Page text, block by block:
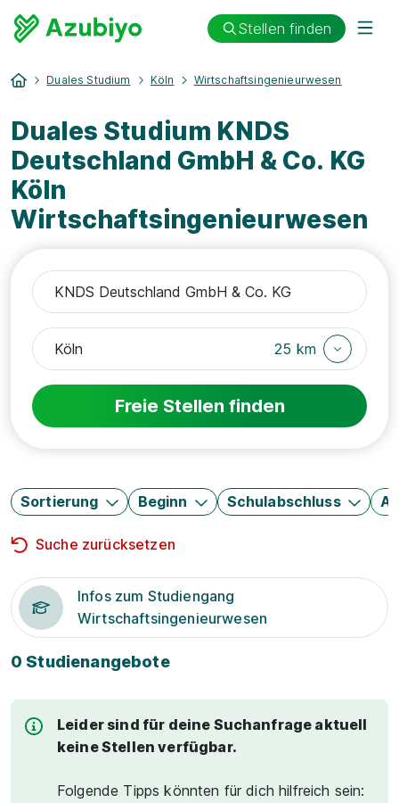
Stellen finden
Duales Studium Köln Wirtschaftsingenieurwesen
Duales Studium KNDS
Deutschland GmbH & Co. KG
Köln
Wirtschaftsingenieurwesen
25 km
Freie Stellen finden
Sortierung Beginn Schulabschluss
Suche zurücksetzen
Infos zum Studiengang
Wirtschaftsingenieurwesen
0 Studienangebote
Leider sind für deine Suchanfrage aktuell
keine Stellen verfügbar.
Folgende Tipps könnten für dich hilfreich sein: